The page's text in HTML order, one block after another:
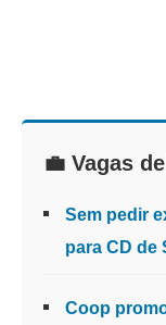
💼 Vagas
Sem pedir
para CD de
Coop